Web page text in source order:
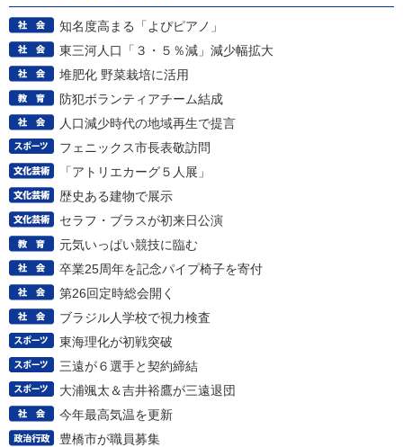
知名度高まる「よぴピアノ」
東三河人口「３・５％減」減少幅拡大
堆肥化 野菜栽培に活用
防犯ボランティアチーム結成
人口減少時代の地域再生で提言
フェニックス市長表敬訪問
「アトリエカーグ５人展」
歴史ある建物で展示
セラフ・ブラスが初来日公演
元気いっぱい競技に臨む
卒業25周年を記念パイプ椅子を寄付
第26回定時総会開く
ブラジル人学校で視力検査
東海理化が初戦突破
三遠が６選手と契約締結
大浦颯太＆吉井裕鷹が三遠退団
今年最高気温を更新
豊橋市が職員募集